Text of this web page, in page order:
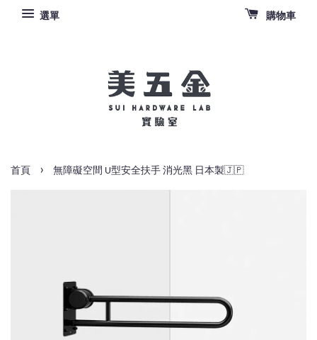
選單 購物車
首頁 › 無障礙空間 U型安全扶手 消光黑 日本製🇯🇵